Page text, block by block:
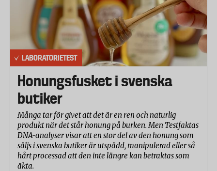
Glans del 2: Förmågan att motverka
uppkomsten av grå hinna
Diskmedlets förmåga att motverka uppbyggnaden
av grå hinna testas i totalt 30 cykler per fabrikat. I
testet laddas maskinen med tre olika bärare (se
nedan) som smutsats med tomatketchup, senap, sås,
potatisstärkelse, bensoesyra, äggula, margarin och
mjölk. Efter färdigt diskprogram låter man disken
svalna i 30 minuter. Förekomsten av grå hinna
utvärderas visuellt efter 30 repetitioner.
Disken består av följande bärare:
LABORATORIETEST
Honungsfusket i svenska
butiker
Många tar för givet att det är en ren och naturlig
produkt när det står honung på burken. Men Testfaktas
DNA-analyser visar att en stor del av den honung som
säljs i svenska butiker är utspädd, manipulerad eller så
hårt processad att den inte längre kan betraktas som
äkta.